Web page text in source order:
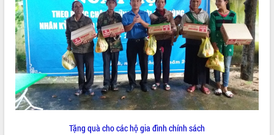
ĐIỂM TIN VĂN BẢN
QUY HOẠCH - KẾ HOẠCH
Tặng quà cho các hộ gia đình chính sách